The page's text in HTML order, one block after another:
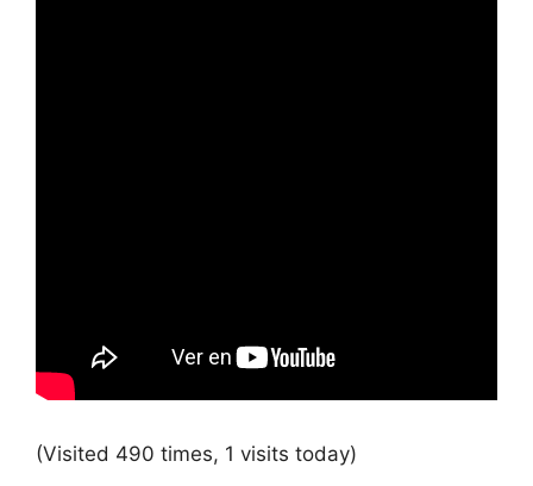
(Visited 490 times, 1 visits today)